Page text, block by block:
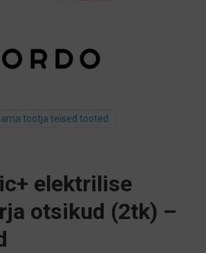
tootja teised tooted
elektrilise
otsikud (2tk) –